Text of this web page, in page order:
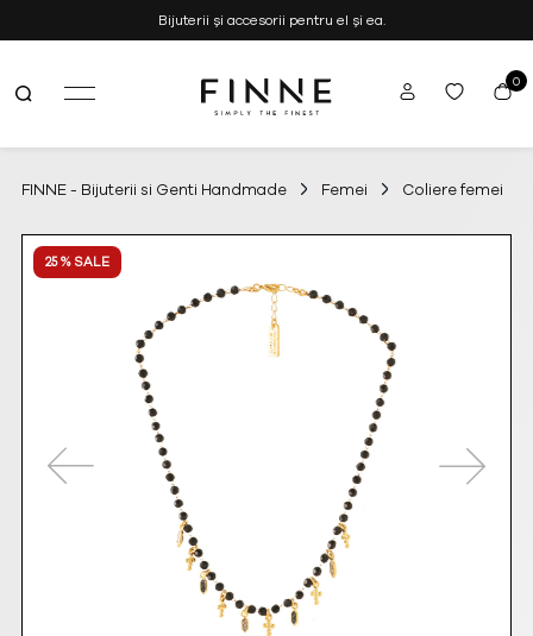
Bijuterii și accesorii pentru el și ea.
FINNE
si
Handmade
0
FINNE - Bijuterii si Genti Handmade Femei Coliere femei
25 % SALE